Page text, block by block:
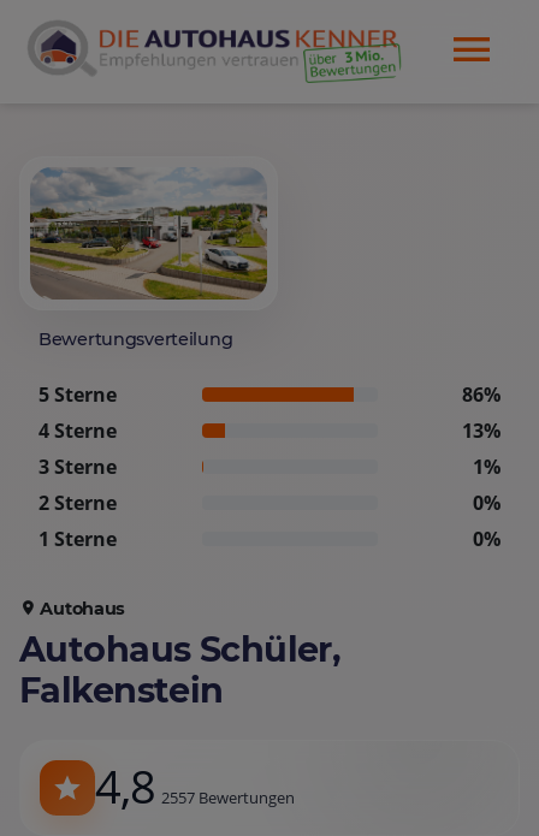
Bewertungsverteilung
5 Sterne
86%
4 Sterne
13%
3 Sterne
1%
2 Sterne
0%
1 Sterne
0%
Autohaus
Autohaus Schüler,
Falkenstein
4,8 2557 Bewertungen